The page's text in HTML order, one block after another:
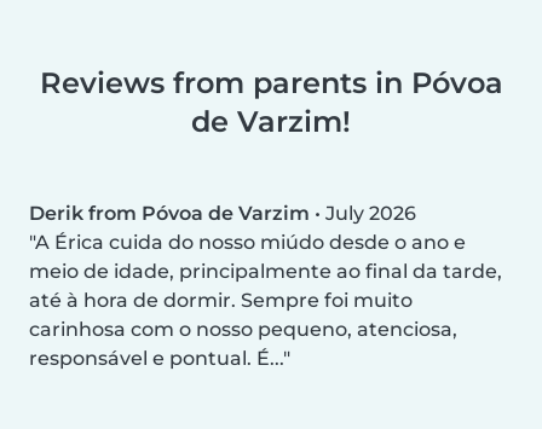
Reviews from parents in Póvoa
de Varzim!
Derik from Póvoa de Varzim • July 2026
A Érica cuida do nosso miúdo desde o ano e
meio de idade, principalmente ao final da tarde,
até à hora de dormir. Sempre foi muito
carinhosa com o nosso pequeno, atenciosa,
responsável e pontual. É...